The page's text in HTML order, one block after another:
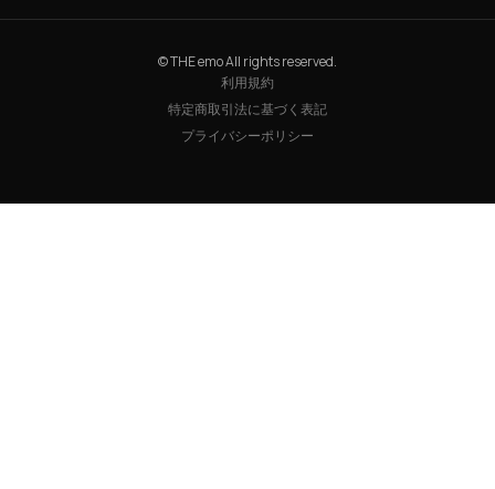
© THE emo All rights reserved.
利用規約
特定商取引法に基づく表記
プライバシーポリシー